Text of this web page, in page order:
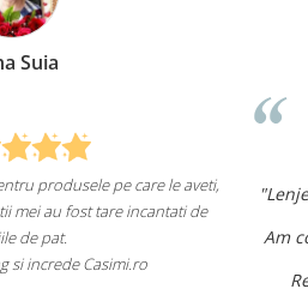
"Lenjeriile de pat de la ei o
un aspect
Am comandat deja de mai
Recomand cu încredere